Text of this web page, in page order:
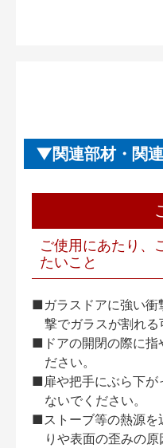
関連部材・関
ご使用にあたり、
たいこと
■ガラスドアに強い衝
撃でガラスが割れる
■ドアの開閉の際に指
ださい。
■扉や把手にぶら下が
ないでください。
■ストーブ等の熱源を
りや表面の歪みの原